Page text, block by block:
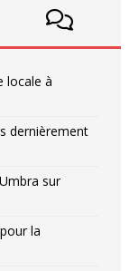
locale à
dernièrement
sur
la